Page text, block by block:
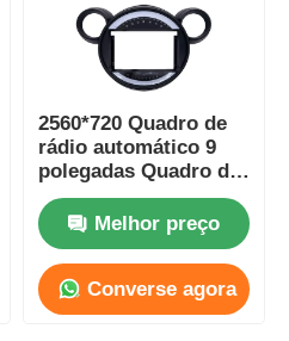
2560*720 Quadro de
rádio automático 9
polegadas Quadro de
carro estéreo
Colocação do painel
Melhor preço
Converse agora